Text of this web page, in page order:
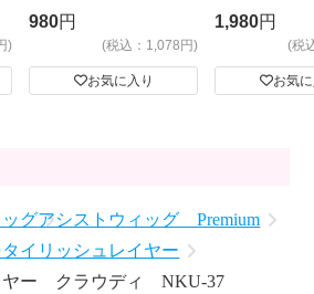
)
980円
(税込：1,078円)
お気に入り
ビッグサイ
1,980円
(税
お気
グアシストウィッグ Premium
タイリッシュレイヤー
ヤー クラウディ NKU-37